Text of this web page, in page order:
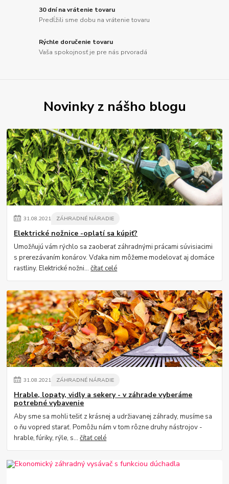
30 dní na vrátenie tovaru
Predĺžili sme dobu na vrátenie tovaru
Rýchle doručenie tovaru
Vaša spokojnosť je pre nás prvoradá
Novinky z nášho blogu
31.08.2021 ZÁHRADNÉ NÁRADIE
Elektrické nožnice -oplatí sa kúpiť?
Umožňujú vám rýchlo sa zaoberať záhradnými prácami súvisiacimi
s prerezávaním konárov. Vďaka nim môžeme modelovať aj domáce
rastliny. Elektrické nožni...čítať celé
31.08.2021 ZÁHRADNÉ NÁRADIE
Hrable, lopaty, vidly a sekery - v záhrade vyberáme
potrebné vybavenie
Aby sme sa mohli tešiť z krásnej a udržiavanej záhrady, musíme sa
o ňu vopred starať. Pomôžu nám v tom rôzne druhy nástrojov -
hrable, fúriky, rýle, s...čítať celé